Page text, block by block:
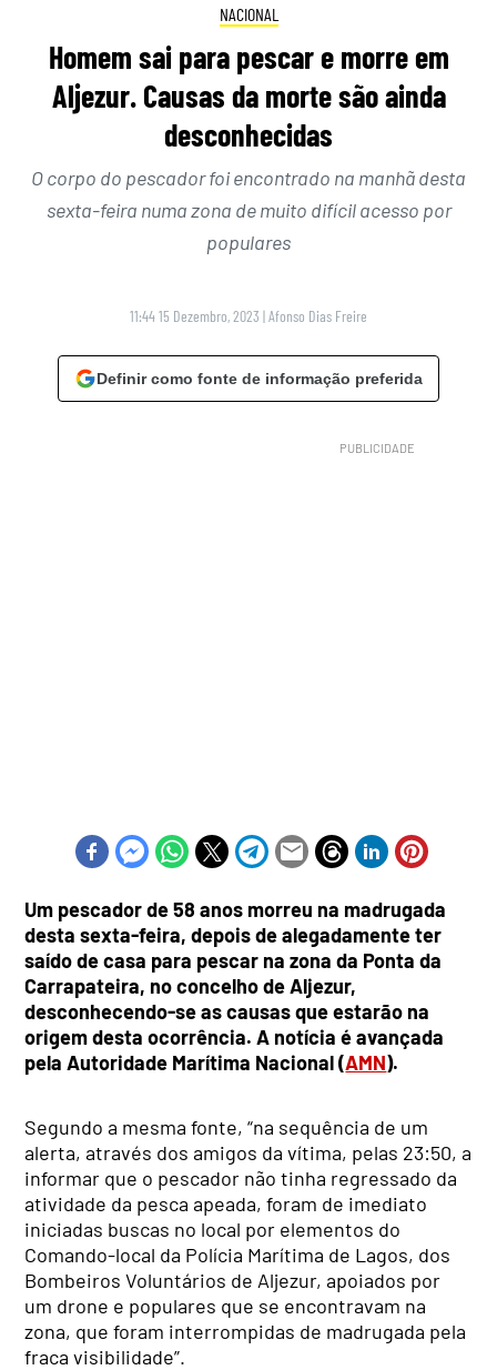
NACIONAL
Homem sai para pescar e morre em
Aljezur. Causas da morte são ainda
desconhecidas
O corpo do pescador foi encontrado na manhã desta
sexta-feira numa zona de muito difícil acesso por
populares
11:44 15 Dezembro, 2023 |Afonso Dias Freire
Definir como fonte de informação preferida
Um pescador de 58 anos morreu na madrugada
desta sexta-feira, depois de alegadamente ter
saído de casa para pescar na zona da Ponta da
Carrapateira, no concelho de Aljezur,
desconhecendo-se as causas que estarão na
origem desta ocorrência. A notícia é avançada
pela Autoridade Marítima Nacional (AMN).
​Segundo a mesma fonte, “na sequência de um
alerta, através dos amigos da vítima, pelas 23:50, a
informar que o pescador não tinha regressado da
atividade da pesca apeada, foram de imediato
iniciadas buscas no local por elementos do
Comando-local da Polícia Marítima de Lagos, dos
Bombeiros Voluntários de Aljezur, apoiados por
um drone e populares que se encontravam na
zona, que foram interrompidas de madrugada pela
fraca visibilidade”.